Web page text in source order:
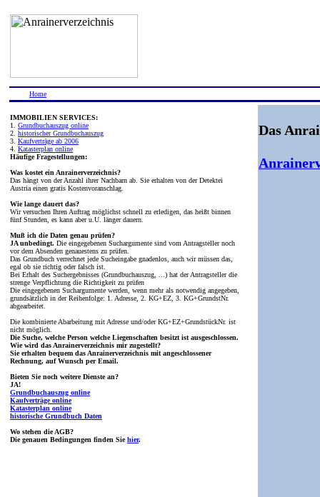
Home
IMMOBILIEN SERVICES:
1. Grundbuchauszug online
2. historischer Grundbuchauszug
3. Kaufverträge ab 2006
4. Katasterplan online
Häufige Fragestellungen:
Was kostet ein Anrainerverzeichnis?
Das hängt von der Anzahl ihrer Nachbarn ab. Sie erhalten von der Detektei
Austria einen gratis Kostenvoranschlag.
Wie lange dauert das?
Wir versuchen Ihren Auftrag möglichst schnell zu erledigen, das heißt binnen
fünf Stunden, es kann aber u.U. länger dauern.
Muß ich die Daten genau prüfen?
JA unbedingt. Die eingegebenen Suchargumente sind vom Antragsteller noch
vor dem Absenden genauestens zu prüfen.
Das Grundbuch verrechnet jede Sucheingabe gnadenlos, auch wir müssen das,
egal ob sie richtig oder falsch ist.
Bei Erhalt des Suchergebnisses (Grundbuchauszug, ...) hat der Antragsteller die
strenge Verpflichtung die Richtigkeit zu prüfen
Die eingegebenen Suchargumente werden, wenn mehr als notwendig angegeben,
grundsätzlich in der Reihenfolge: 1. Adresse, 2. KG+EZ, 3. KG+GrundstNr.
abgearbeitet.
Die kombinierte Abarbeitung mit Adresse und/oder KG+EZ+GrundstückNr. ist
nicht möglich.
Die Suche, welche Person welche Liegenschaften besitzt ist ausgeschlossen.
Wie wird das Anrainerverzeichnis mir zugestellt?
Sie erhalten bequem das Anrainerverzeichnis mit angeschlossener
Rechnung, auf Wunsch per Email.
Bieten Sie noch weitere Dienste an?
JA!
Grundbuchauszug online
Kaufverträge online
Katasterplan online
historische Grundbuch Daten
Wo stehen die AGB?
Die genauen Bedingungen finden Siehier.
Das